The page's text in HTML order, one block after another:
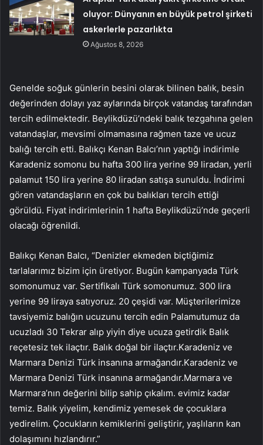
oluyor: Dünyanın en büyük petrol şirketi
askerlerle pazarlıkta
Ağustos 8, 2026
Genelde soğuk günlerin besini olarak bilinen balık, besin
değerinden dolayı yaz aylarında birçok vatandaş tarafından
tercih edilmektedir. Beylikdüzü’ndeki balık tezgahına gelen
vatandaşlar, mevsimi olmamasına rağmen taze ve ucuz
balığı tercih etti. Balıkçı Kenan Balcı’nın yaptığı indirimle
Karadeniz somonu bu hafta 300 lira yerine 99 liradan, yerli
palamut 150 lira yerine 80 liradan satışa sunuldu. İndirimi
gören vatandaşların en çok bu balıkları tercih ettiği
görüldü. Fiyat indirimlerinin 1 hafta Beylikdüzü’nde geçerli
olacağı öğrenildi.
Balıkçı Kenan Balcı, “Denizler ekmeden biçtiğimiz
tarlalarımız bizim için üretiyor. Bugün kampanyada Türk
somonumuz var. Sertifikalı Türk somonumuz. 300 lira
yerine 99 liraya satıyoruz. 20 çeşidi var. Müşterilerimize
tavsiyemiz balığın ucuzunu tercih edin Palamutumuz da
ucuzladı 30 Tekrar alıp yiyin diye ucuza getirdik Balık
reçetesiz tek ilaçtır. Balık doğal bir ilaçtır.Karadeniz ve
Marmara Denizi Türk insanına armağandır.Karadeniz ve
Marmara Denizi Türk insanına armağandır.Marmara ve
Marmara’nın değerini bilip sahip çıkalım. evimiz kadar
temiz. Balık yiyelim, kendimiz yemesek de çocuklara
yedirelim. Çocukların kemiklerini geliştirir, yaşlıların kan
dolaşımını hızlandırır.”